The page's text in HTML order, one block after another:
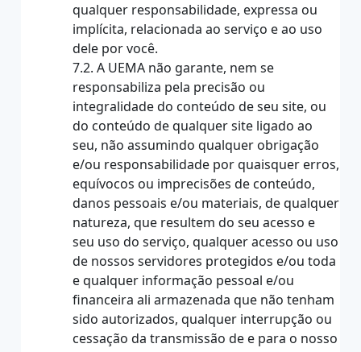
qualquer responsabilidade, expressa ou
implícita, relacionada ao serviço e ao uso
dele por você.
7.2. A UEMA não garante, nem se
responsabiliza pela precisão ou
integralidade do conteúdo de seu site, ou
do conteúdo de qualquer site ligado ao
seu, não assumindo qualquer obrigação
e/ou responsabilidade por quaisquer erros,
equívocos ou imprecisões de conteúdo,
danos pessoais e/ou materiais, de qualquer
natureza, que resultem do seu acesso e
seu uso do serviço, qualquer acesso ou uso
de nossos servidores protegidos e/ou toda
e qualquer informação pessoal e/ou
financeira ali armazenada que não tenham
sido autorizados, qualquer interrupção ou
cessação da transmissão de e para o nosso